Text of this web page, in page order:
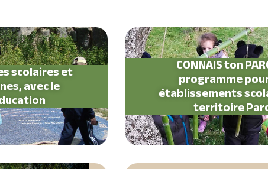
scolaires et
avec le
CONNAIS ton
programme
établissements
territoire